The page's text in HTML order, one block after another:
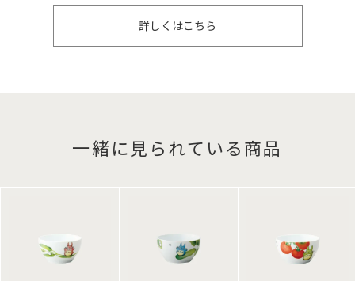
詳しくはこちら
一緒に見られている商品